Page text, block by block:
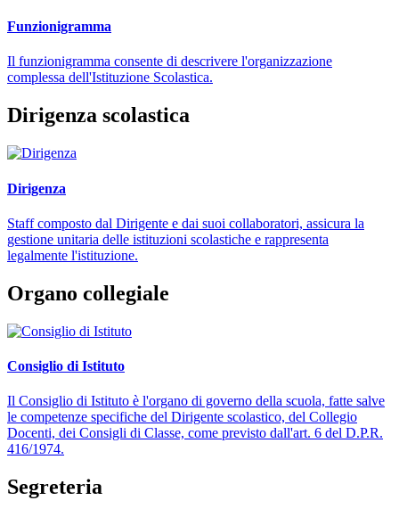
Funzionigramma
Il funzionigramma consente di descrivere l'organizzazione
complessa dell'Istituzione Scolastica.
Dirigenza scolastica
Dirigenza
Staff composto dal Dirigente e dai suoi collaboratori, assicura la
gestione unitaria delle istituzioni scolastiche e rappresenta
legalmente l'istituzione.
Organo collegiale
Consiglio di Istituto
Il Consiglio di Istituto è l'organo di governo della scuola, fatte salve
le competenze specifiche del Dirigente scolastico, del Collegio
Docenti, dei Consigli di Classe, come previsto dall'art. 6 del D.P.R.
416/1974.
Segreteria